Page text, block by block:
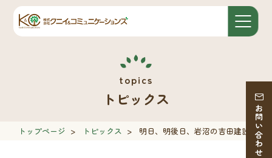
お問い合わせ
トピックス
トップページ > トピックス > 明日、明後日、岩沼の吉田建設さん